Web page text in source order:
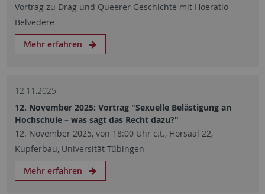
Vortrag zu Drag und Queerer Geschichte mit Hoeratio
Belvedere
Mehr erfahren
12.11.2025
12. November 2025: Vortrag "Sexuelle Belästigung an
Hochschule – was sagt das Recht dazu?"
12. November 2025, von 18:00 Uhr c.t., Hörsaal 22,
Kupferbau, Universität Tübingen
Mehr erfahren